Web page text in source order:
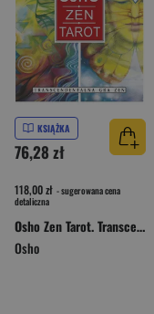
KSIĄŻKA
76,28 zł
118,00 zł - sugerowana cena
detaliczna
Osho Zen Tarot. Transcendentalna Gra Zen wyd. 3
Osho